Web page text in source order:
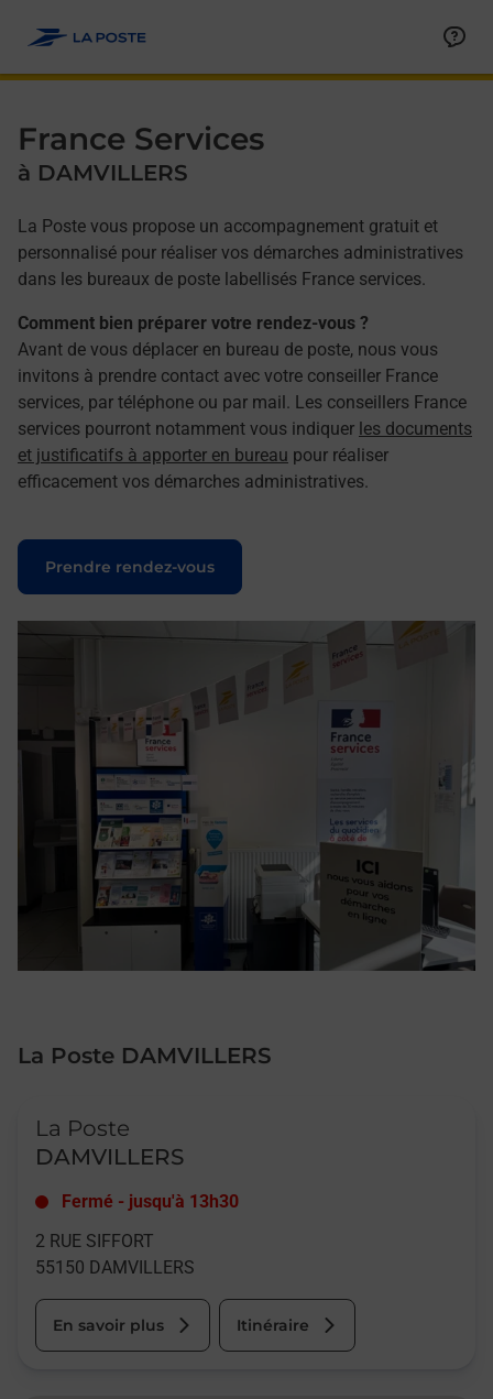
France Services
à DAMVILLERS
La Poste vous propose un accompagnement gratuit et
personnalisé pour réaliser vos démarches administratives
dans les bureaux de poste labellisés France services.
Comment bien préparer votre rendez-vous ?
Avant de vous déplacer en bureau de poste, nous vous
invitons à prendre contact avec votre conseiller France
services, par téléphone ou par mail. Les conseillers France
services pourront notamment vous indiquer les documents
et justificatifs à apporter en bureau pour réaliser
efficacement vos démarches administratives.
Prendre rendez-vous
La Poste DAMVILLERS
La Poste
DAMVILLERS
Fermé - jusqu'à 13h30
2 RUE SIFFORT
55150 DAMVILLERS
En savoir plus Itinéraire